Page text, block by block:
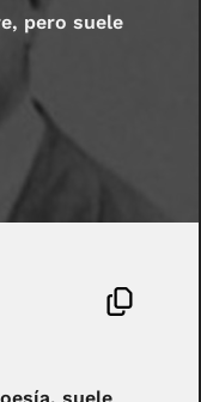
pero suele
suele